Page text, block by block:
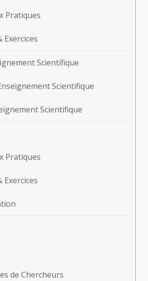
Pratiques
Exercices
Scientifique
Scientifique
Scientifique
Pratiques
Exercices
de Chercheurs